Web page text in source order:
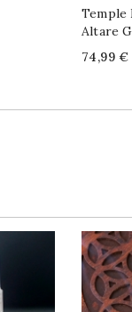
Temple
Altare
Price
74,99 €